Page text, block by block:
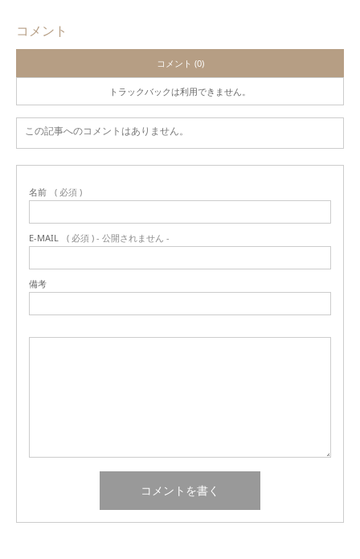
コメント
コメント (0)
トラックバックは利用できません。
この記事へのコメントはありません。
名前 ( 必須 )
E-MAIL ( 必須 ) - 公開されません -
備考